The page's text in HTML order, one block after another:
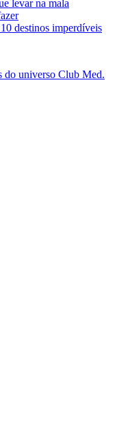
levar na mala
destinos imperdíveis
do universo Club Med.